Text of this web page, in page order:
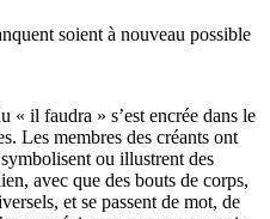
soient à nouveau possible
il faudra » s’est encrée dans le
Les membres des créants ont
ou illustrent des
avec que des bouts de corps,
et se passent de mot, de